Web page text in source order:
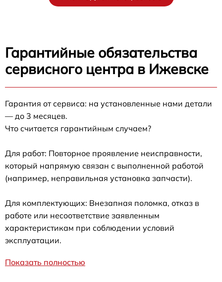
Гарантийные обязательства
сервисного центра в Ижевске
Гарантия от сервиса: на установленные нами детали
— до 3 месяцев.
Что считается гарантийным случаем?
Для работ: Повторное проявление неисправности,
который напрямую связан с выполненной работой
(например, неправильная установка запчасти).
Для комплектующих: Внезапная поломка, отказ в
работе или несоответствие заявленным
характеристикам при соблюдении условий
эксплуатации.
Показать полностью